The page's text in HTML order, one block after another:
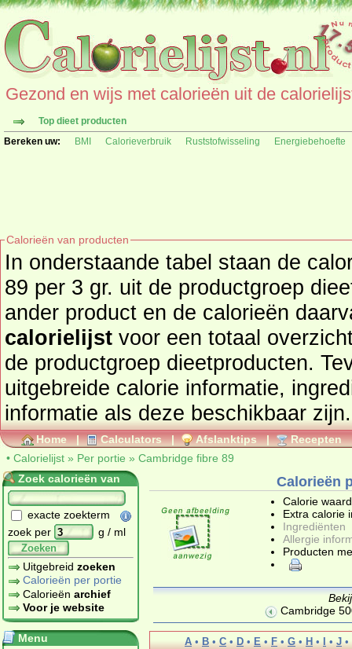
Gezond en wijs met calorieën uit de
Top dieet producten
Bereken uw:
BMI Calorieverbruik Ruststofwisseling Energiebehoefte
Calorieën van producten
In onderstaande tabel staan de
89 per 3 gr. uit de productgroep
ander product en de calorieën
calorielijst voor een totaal overzicht of bekijk alle producten
de productgroep dieetproducten. Tevens vindt u ook de
uitgebreide calorie informatie,
informatie als deze beschikbaar zijn.
Home | Calculators | Afslanktips | Recepten
• Calorielijst » Per portie » Cambridge fibre 89
Zoek calorieën van
exacte zoekterm
zoek per
g / ml
Zoeken
Uitgebreid zoeken
Calorieën per portie
Calorieën archief
Voor je website
Menu
Calorieën
Calorie
Extra calorie
Ingrediënten
Allergie
Producten
Cambridge
A • B • C • D • E • F • G • H • I • J •